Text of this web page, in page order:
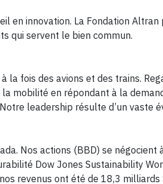
en innovation. La Fondation Altran
qui servent le bien commun.
fois des avions et des trains.
mobilité en répondant à la
leadership résulte d’un vaste
Nos actions (BBD) se négocient
Dow Jones Sustainability
revenus ont été de 18,3 milliards